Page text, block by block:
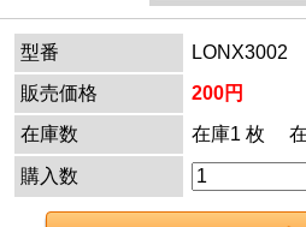
型番
LONX3002
販売価格
200円
在庫数
在庫1 枚 在
購入数